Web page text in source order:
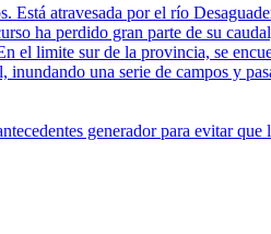
Está atravesada por el río
ha perdido gran parte de su
el limite sur de la provincia, se
una serie de campos y
generador para evitar